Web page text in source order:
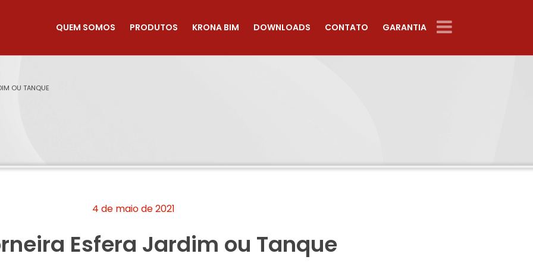
QUEM SOMOS PRODUTOS KRONA BIM DOWNLOADS CONTATO GARANTIA
OU TANQUE
4 de maio de 2021
Esfera Jardim ou Tanque